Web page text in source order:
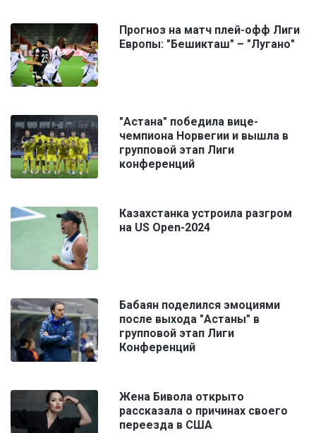
Прогноз на матч плей-офф Лиги
Европы: "Бешикташ" – "Лугано"
"Астана" победила вице-
чемпиона Норвегии и вышла в
групповой этап Лиги
конференций
Казахстанка устроила разгром
на US Open-2024
Бабаян поделился эмоциями
после выхода "Астаны" в
групповой этап Лиги
Конференций
Жена Бивола открыто
рассказала о причинах своего
переезда в США